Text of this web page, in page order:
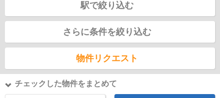
駅で絞り込む
さらに条件を絞り込む
物件リクエスト
チェックした物件をまとめて